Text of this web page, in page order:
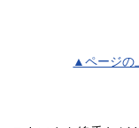
▲ページの